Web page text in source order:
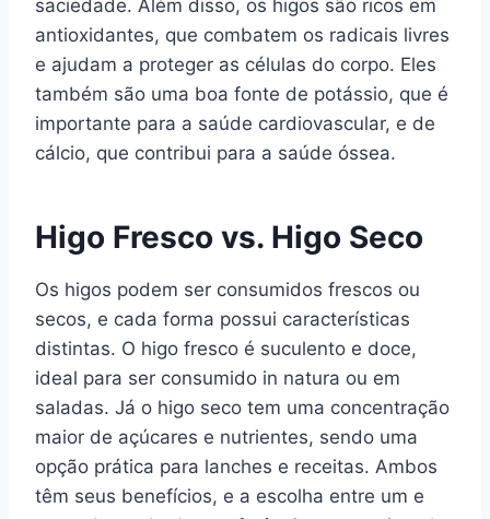
saciedade. Além disso, os higos são ricos em
antioxidantes, que combatem os radicais livres
e ajudam a proteger as células do corpo. Eles
também são uma boa fonte de potássio, que é
importante para a saúde cardiovascular, e de
cálcio, que contribui para a saúde óssea.
Higo Fresco vs. Higo Seco
Os higos podem ser consumidos frescos ou
secos, e cada forma possui características
distintas. O higo fresco é suculento e doce,
ideal para ser consumido in natura ou em
saladas. Já o higo seco tem uma concentração
maior de açúcares e nutrientes, sendo uma
opção prática para lanches e receitas. Ambos
têm seus benefícios, e a escolha entre um e